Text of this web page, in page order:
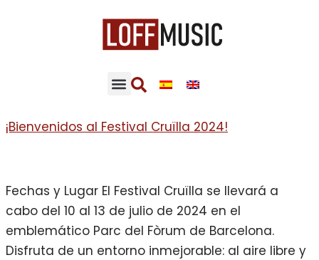
¡Bienvenidos al Festival Cruïlla 2024!
Fechas y Lugar El Festival Cruïlla se llevará a
cabo del 10 al 13 de julio de 2024 en el
emblemático Parc del Fòrum de Barcelona.
Disfruta de un entorno inmejorable: al aire libre y